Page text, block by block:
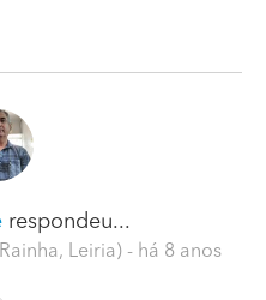
respondeu...
Leiria) - há 8 anos